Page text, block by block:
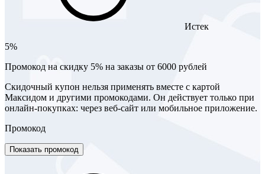
Истек
5%
Промокод на скидку 5% на заказы от 6000 рублей
Скидочный купон нельзя применять вместе с картой
Максидом и другими промокодами. Он действует только при
онлайн-покупках: через веб-сайт или мобильное приложение.
Промокод
Показать промокод